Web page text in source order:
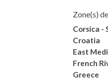
Zone(s)
Corsica -
Croatia
East
French
Greece